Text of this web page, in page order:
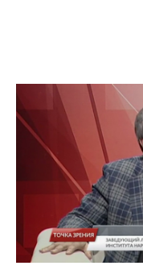
Проблемы
О
Номера